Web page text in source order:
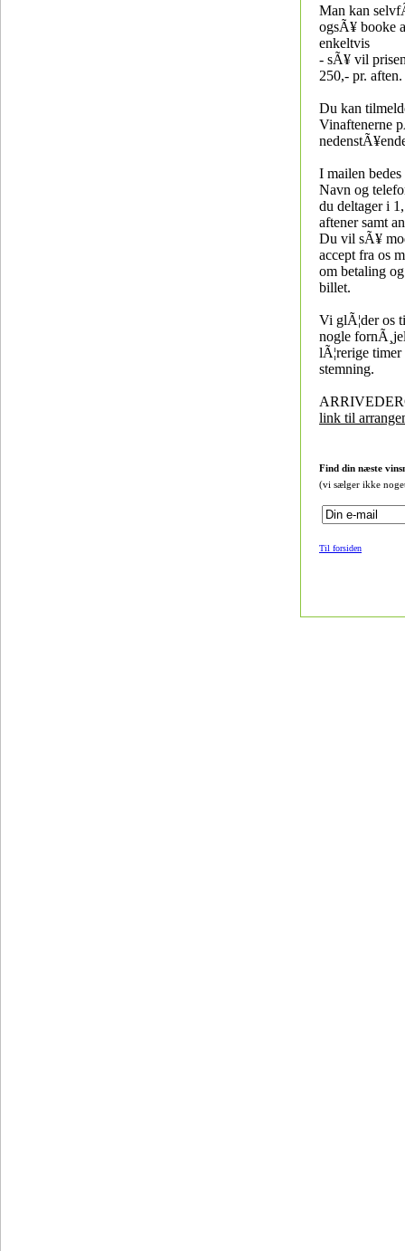
Man kan
ogsÃ¥ booke
enkeltvis
- sÃ¥ vil
250,- pr. aften.
Du kan
Vinaftenerne
I mailen
Navn og
du deltager i
aftener samt
Du vil sÃ¥
accept fra os
om betaling
billet.
Vi glÃ¦der os
nogle
lÃ¦rerige
stemning.
link til
Find din næste
(vi sælger ikke
Til forsiden